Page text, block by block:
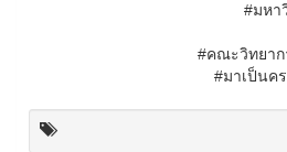
#มหา
#คณะวิทยาก
#มาเป็นค